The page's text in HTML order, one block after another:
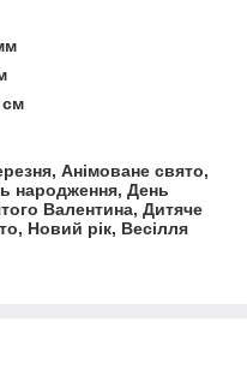
см
Анімоване свято,
народження, День
Валентина, Дитяче
Новий рік, Весілля